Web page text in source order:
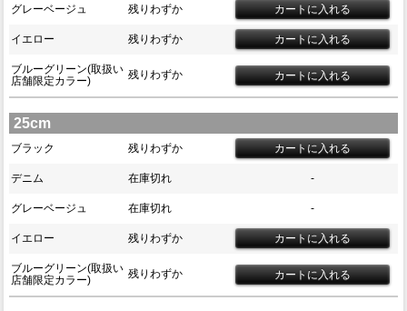
グレーベージュ 残りわずか
イエロー 残りわずか
ブルーグリーン(取扱い
店舗限定カラー)
残りわずか
25cm
ブラック 残りわずか
デニム 在庫切れ -
グレーベージュ 在庫切れ -
イエロー 残りわずか
ブルーグリーン(取扱い
店舗限定カラー)
残りわずか